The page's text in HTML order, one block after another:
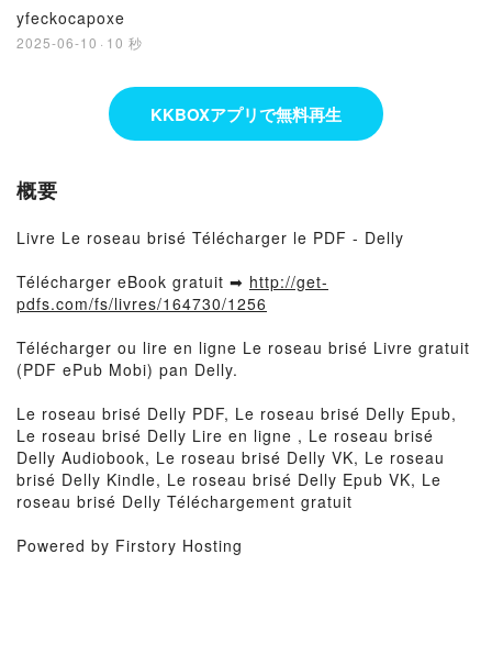
yfeckocapoxe
2025-06-10 · 10 秒
KKBOXアプリで無料再生
概要
Livre Le roseau brisé Télécharger le PDF - Delly
Télécharger eBook gratuit ➡ http://get-
pdfs.com/fs/livres/164730/1256
Télécharger ou lire en ligne Le roseau brisé Livre gratuit
(PDF ePub Mobi) pan Delly.
Le roseau brisé Delly PDF, Le roseau brisé Delly Epub,
Le roseau brisé Delly Lire en ligne , Le roseau brisé
Delly Audiobook, Le roseau brisé Delly VK, Le roseau
brisé Delly Kindle, Le roseau brisé Delly Epub VK, Le
roseau brisé Delly Téléchargement gratuit
Powered by Firstory Hosting